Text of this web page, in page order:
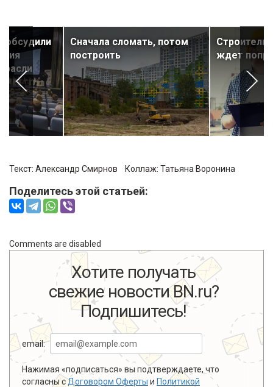
обсудили
Сначала сломать, потом
построить
ждет
Текст: Александр Смирнов Коллаж: Татьяна Воронина
Поделитесь этой статьей:
Comments are disabled
Хотите получать
свежие новости BN.ru?
Подпишитесь!
email:
Нажимая «подписаться» вы подтверждаете, что
согласны сДоговором Оферты и Политикой